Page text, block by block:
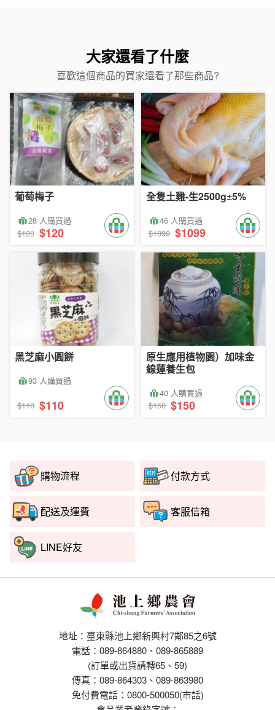
大家還看了什麼
喜歡這個商品的買家還看了那些商品?
葡萄梅子
28 人購買過
$120 $120
全隻土雞-生2500g±5%
46 人購買過
$1099 $1099
黑芝麻小圓餅
93 人購買過
$110 $110
原生應用植物園）加味金
線蓮養生包
40 人購買過
$150 $150
地址：臺東縣池上鄉新興村7鄰85之6號
電話：089-864880、089-865889
(訂單或出貨請轉65、59)
傳真：089-864303、089-863980
免付費電話：0800-500050(市話)
購物流程 付款方式
配送及運費 客服信箱
LINE好友